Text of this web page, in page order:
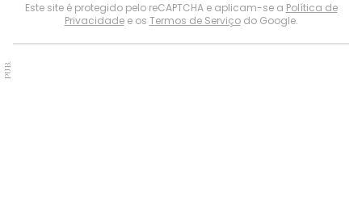
Este site é protegido pelo reCAPTCHA e aplicam-se a Política de
Privacidadee os Termos de Serviçodo Google.
PUB.